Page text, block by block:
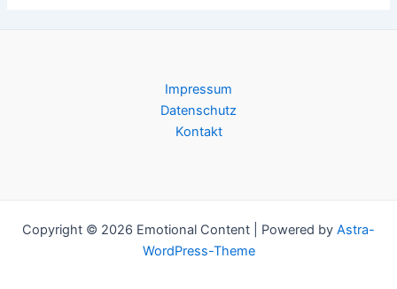
Impressum
Datenschutz
Kontakt
Copyright © 2026 Emotional Content | Powered by Astra-
WordPress-Theme